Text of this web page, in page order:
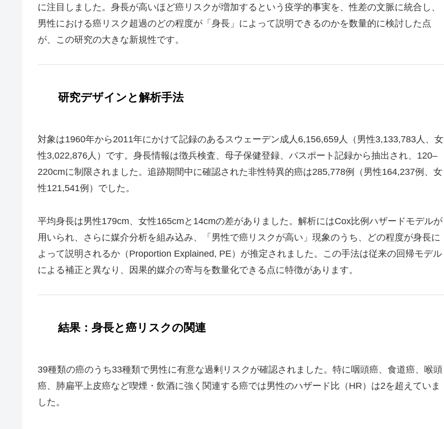
に注目しました。身長が高いほど癌リスクが増加するという疫学的事実を、性差の文脈に統合し、
男性における癌リスク超過のどの程度が「身長」によって説明できるのかを数量的に検討した点
が、この研究の大きな新規性です。
研究デザインと解析手法
対象は1960年から2011年にかけて記録のあるスウェーデン成人6,156,659人（男性3,133,783人、女
性3,022,876人）です。身長情報は徴兵検査、母子保健登録、パスポート記録から抽出され、120–
220cmに制限されました。追跡期間中に確認された非性特異的癌は285,778例（男性164,237例、女
性121,541例）でした。
平均身長は男性179cm、女性165cmと14cmの差がありました。解析にはCox比例ハザードモデルが
用いられ、さらに媒介分析を組み込み、「男性で癌リスクが高い」現象のうち、どの程度が身長に
よって説明されるか（Proportion Explained, PE）が推定されました。この手法は従来の回帰モデル
による補正と異なり、因果的媒介の寄与を数量化できる点に特徴があります。
結果：身長と癌リスクの関連
39種類の癌のうち33種類で男性に有意な過剰リスクが確認されました。特に咽頭癌、食道癌、喉頭
癌、肺扁平上皮癌など喫煙・飲酒に強く関連する癌では男性のハザード比（HR）は2を超えていま
した。